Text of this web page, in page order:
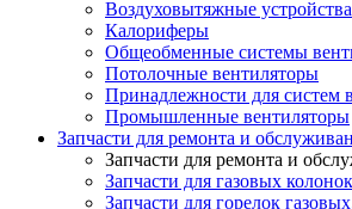
Воздуховытяжные устройства
Калориферы
Общеобменные системы
Потолочные вентиляторы
Принадлежности для систем
Промышленные вентиляторы
Запчасти для ремонта и
Запчасти для ремонта и
Запчасти для газовых
Запчасти для горелок